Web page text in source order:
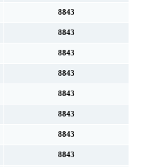
8843
8843
8843
8843
8843
8843
8843
8843